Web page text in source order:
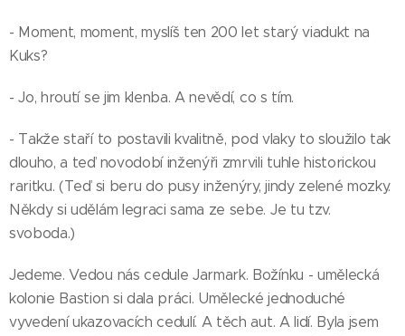
- Moment, moment, myslíš ten 200 let starý viadukt na
Kuks?
- Jo, hroutí se jim klenba. A nevědí, co s tím.
- Takže staří to postavili kvalitně, pod vlaky to sloužilo tak
dlouho, a teď novodobí inženýři zmrvili tuhle historickou
raritku. (Teď si beru do pusy inženýry, jindy zelené mozky.
Někdy si udělám legraci sama ze sebe. Je tu tzv.
svoboda.)
Jedeme. Vedou nás cedule Jarmark. Božínku - umělecká
kolonie Bastion si dala práci. Umělecké jednoduché
vyvedení ukazovacích cedulí. A těch aut. A lidí. Byla jsem